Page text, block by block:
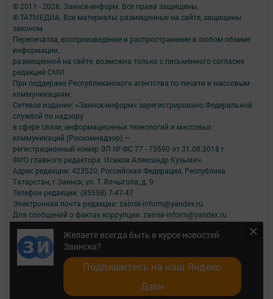
Желаете всегда быть в курсе новостей
Заинска?
Подпишитесь на наш Яндекс
Дзен
© 2011 - 2026. Заинск-информ. Все права защищены.
© ТАТМЕДИА. Все материалы, размещенные на сайте, защищены
законом.
Перепечатка, воспроизведение и распространение в любом объеме
информации,
размещенной на сайте, возможна только с письменного согласия
редакций СМИ.
При поддержке Республиканского агентства по печати и массовым
коммуникациям.
Сетевое издание: «Заинск-информ» зарегистрировано Федеральной
службой по надзору
в сфере связи, информационных технологий и массовых
коммуникаций (Роскомнадзор) —
регистрационный номер ЭЛ № ФС 77 - 73590 от 31.08.2018 г
ФИО главного редактора: Исаков Александр Кузьмич
Адрес редакции: 423520, Российская Федерация, Республика
Татарстан, г Заинск, ул. Т. Ялчыгола, д. 9
Телефон редакции: (85558) 7-47-47
Электронная почта редакции: zainsk-inform@yandex.ru
Для сообщений о фактах коррупции: zainsk-inform@yandex.ru
Антикоррупционная политика
АО «ТАТМЕДИА» использует «cookie»для персонализации сервисов и
удобства пользователей сайтом.
Политика конфиденциальности